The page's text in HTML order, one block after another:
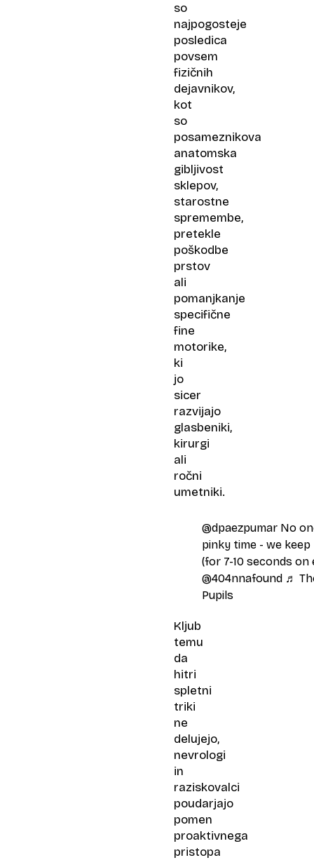
so
najpogosteje
posledica
povsem
fizičnih
dejavnikov,
kot
so
posameznikova
anatomska
gibljivost
sklepov,
starostne
spremembe,
pretekle
poškodbe
prstov
ali
pomanjkanje
specifične
fine
motorike,
ki
jo
sicer
razvijajo
glasbeniki,
kirurgi
ali
ročni
umetniki.
@dpaezpumar No
pinky time - we keep
(for 7-10 seconds on
@404nnafound ♬
Pupils
Kljub
temu
da
hitri
spletni
triki
ne
delujejo,
nevrologi
in
raziskovalci
poudarjajo
pomen
proaktivnega
pristopa